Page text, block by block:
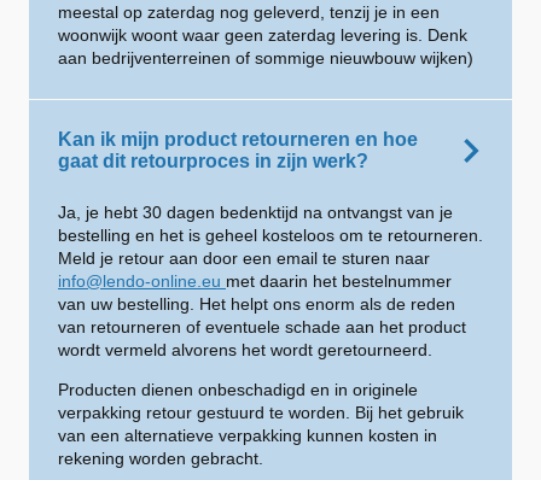
meestal op zaterdag nog geleverd, tenzij je in een
woonwijk woont waar geen zaterdag levering is. Denk
aan bedrijventerreinen of sommige nieuwbouw wijken)
Kan ik mijn product retourneren en hoe
gaat dit retourproces in zijn werk?
Ja, je hebt 30 dagen bedenktijd na ontvangst van je
bestelling en het is geheel kosteloos om te retourneren.
Meld je retour aan door een email te sturen naar
info@lendo-online.eu met daarin het bestelnummer
van uw bestelling. Het helpt ons enorm als de reden
van retourneren of eventuele schade aan het product
wordt vermeld alvorens het wordt geretourneerd.
Producten dienen onbeschadigd en in originele
verpakking retour gestuurd te worden. Bij het gebruik
van een alternatieve verpakking kunnen kosten in
rekening worden gebracht.